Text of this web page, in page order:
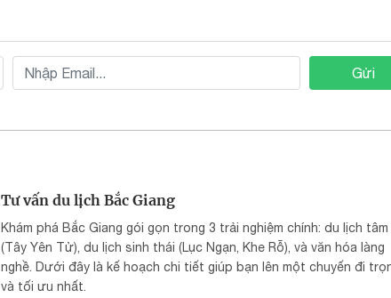
Gửi
Tư vấn du lịch Bắc Giang
Khám phá Bắc Giang gói gọn trong 3 trải nghiệm chính: du lịch tâm
(Tây Yên Tử), du lịch sinh thái (Lục Ngạn, Khe Rỗ), và văn hóa làng
nghề. Dưới đây là kế hoạch chi tiết giúp bạn lên một chuyến đi
và tối ưu nhất.